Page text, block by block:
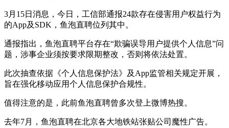
3月15日消息，今日，工信部通报24款存在侵害用户权益行为
的App及SDK，鱼泡直聘位列其中。
通报指出，鱼泡直聘平台存在“欺骗误导用户提供个人信息”问
题，涉事企业须按要求限期整改，否则将依法处置。
此次抽查依据《个人信息保护法》及App监管相关规定开展，
旨在强化移动应用个人信息保护合规性。
值得注意的是，此前鱼泡直聘曾多次登上微博热搜。
去年7月，鱼泡直聘在北京各大地铁站张贴公司魔性广告。